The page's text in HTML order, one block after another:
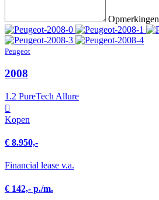
Opmerkingen
Peugeot
2008
1.2 PureTech Allure
Kopen
€ 8.950,-
Financial lease v.a.
€ 142,- p./m.